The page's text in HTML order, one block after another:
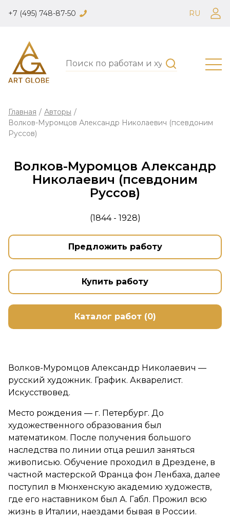
+7 (495) 748-87-50 RU
Главная / Авторы /
Волков-Муромцов Александр Николаевич (псевдоним
Руссов)
Волков-Муромцов Александр
Николаевич (псевдоним
Руссов)
(1844 - 1928)
Предложить работу
Купить работу
Каталог работ (0)
Волков-Муромцов Александр Николаевич —
русский художник. График. Акварелист.
Искусствовед.
Место рождения — г. Петербург. До
художественного образования был
математиком. После получения большого
наследства по линии отца решил заняться
живописью. Обучение проходил в Дрездене, в
частной мастерской Франца фон Ленбаха, далее
поступил в Мюнхенскую академию художеств,
где его наставником был А. Габл. Прожил всю
жизнь в Италии, наездами бывая в России.